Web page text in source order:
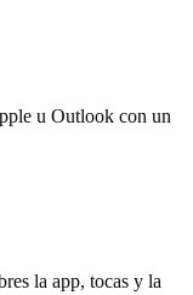
u Outlook con un
la app, tocas y la